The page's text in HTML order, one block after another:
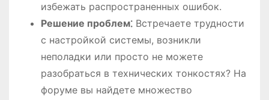
избежать распространенных ошибок.
Решение проблем⁚Встречаете трудности
с настройкой системы, возникли
неполадки или просто не можете
разобраться в технических тонкостях? На
форуме вы найдете множество